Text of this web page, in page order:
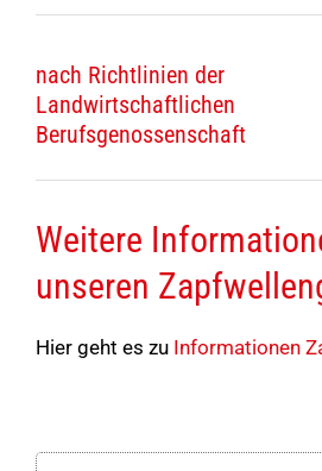
nach Richtlinien der
Landwirtschaftlichen
Berufsgenossenschaft
Weitere
unseren
Hier geht es zu Informationen